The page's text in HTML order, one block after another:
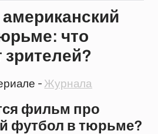
что
зрителей?
-Журнала
фильм про
футбол в тюрьме?